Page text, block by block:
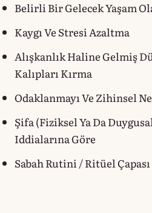
Belirli Bir Gelecek Yaşam
Kaygı Ve Stresi Azaltma
Alışkanlık Haline Gelmiş
Kalıpları Kırma
Odaklanmayı Ve Zihinsel
Şifa (fiziksel Ya Da
Iddialarına Göre
Sabah Rutini / Ritüel Çapası